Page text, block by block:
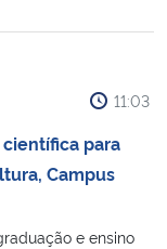
11:03
para
Campus
e ensino